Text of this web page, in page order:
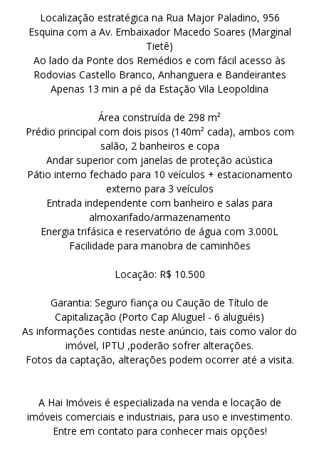
Localização estratégica na Rua Major Paladino, 956
Esquina com a Av. Embaixador Macedo Soares (Marginal
Tietê)
Ao lado da Ponte dos Remédios e com fácil acesso às
Rodovias Castello Branco, Anhanguera e Bandeirantes
Apenas 13 min a pé da Estação Vila Leopoldina
Área construída de 298 m²
Prédio principal com dois pisos (140m² cada), ambos com
salão, 2 banheiros e copa
Andar superior com janelas de proteção acústica
Pátio interno fechado para 10 veículos + estacionamento
externo para 3 veículos
Entrada independente com banheiro e salas para
almoxarifado/armazenamento
Energia trifásica e reservatório de água com 3.000L
Facilidade para manobra de caminhões
Locação: R$ 10.500
Garantia: Seguro fiança ou Caução de Título de
Capitalização (Porto Cap Aluguel - 6 aluguéis)
As informações contidas neste anúncio, tais como valor do
imóvel, IPTU ,poderão sofrer alterações.
Fotos da captação, alterações podem ocorrer até a visita.
A Hai Imóveis é especializada na venda e locação de
imóveis comerciais e industriais, para uso e investimento.
Entre em contato para conhecer mais opções!